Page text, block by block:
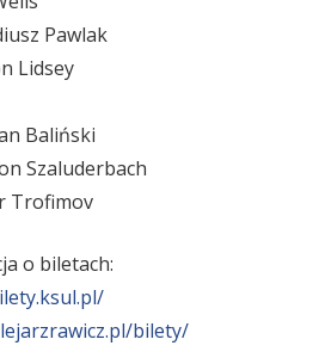
Pawlak
Lidsey
Baliński
Szaluderbach
Trofimov
o biletach:
bilety/